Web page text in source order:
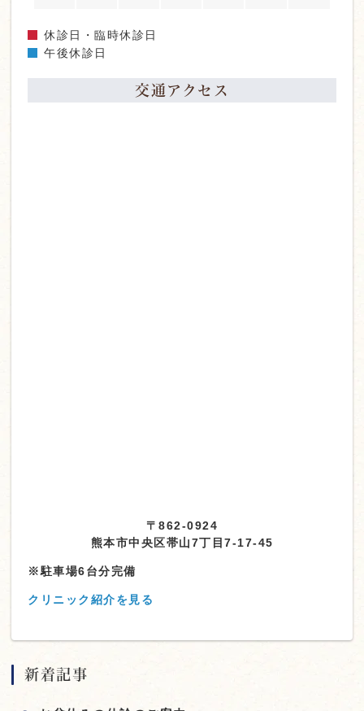
休診日・臨時休診日
午後休診日
交通アクセス
〒862-0924
熊本市中央区帯山7丁目7-17-45
※駐車場6台分完備
クリニック紹介を見る
新着記事